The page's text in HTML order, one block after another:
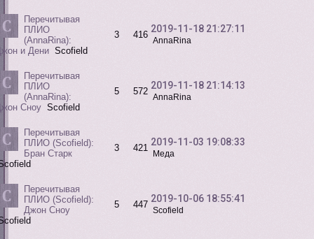
Перечитывая
ПЛИО
(AnnaRina):
и Дени Scofield
3 416
2019-11-18 21:27:11
AnnaRina
Перечитывая
ПЛИО
(AnnaRina):
Сноу Scofield
5 572
2019-11-18 21:14:13
AnnaRina
Перечитывая
ПЛИО (Scofield):
Бран Старк
3 421
2019-11-03 19:08:33
Меда
Перечитывая
ПЛИО (Scofield):
Джон Сноу
5 447
2019-10-06 18:55:41
Scofield